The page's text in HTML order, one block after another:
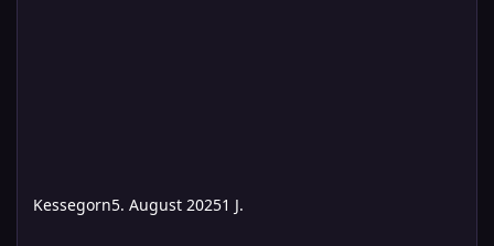
Kessegorn5. August 20251 J.